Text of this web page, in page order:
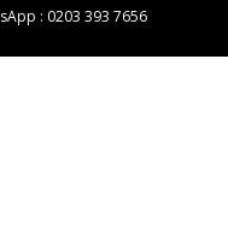
: 0203 393 7656